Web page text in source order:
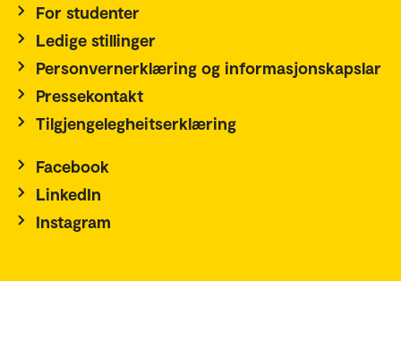
For studenter
Ledige stillinger
Personvernerklæring og informasjonskapslar
Pressekontakt
Tilgjengelegheitserklæring
Facebook
LinkedIn
Instagram